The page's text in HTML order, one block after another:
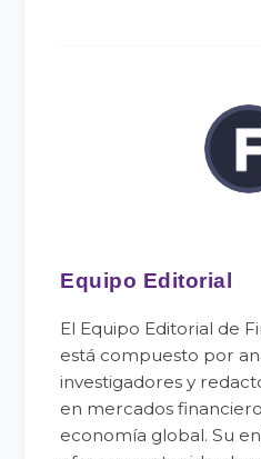
Equipo Editorial
El Equipo Editorial de
está compuesto por
investigadores y
en mercados
economía global. Su